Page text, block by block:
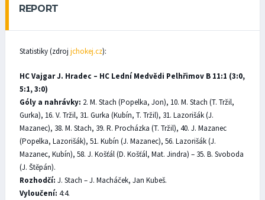
REPORT
Statistiky (zdroj jchokej.cz):
HC Vajgar J. Hradec – HC Lední Medvědi Pelhřimov B 11:1 (3:0,
5:1, 3:0)
Góly a nahrávky: 2. M. Stach (Popelka, Jon), 10. M. Stach (T. Tržil,
Gurka), 16. V. Tržil, 31. Gurka (Kubín, T. Tržil), 31. Lazorišák (J.
Mazanec), 38. M. Stach, 39. R. Procházka (T. Tržil), 40. J. Mazanec
(Popelka, Lazorišák), 51. Kubín (J. Mazanec), 56. Lazorišák (J.
Mazanec, Kubín), 58. J. Košťál (D. Košťál, Mat. Jindra) – 35. B. Svoboda
(J. Štěpán).
Rozhodčí: J. Stach – J. Macháček, Jan Kubeš.
Vyloučení: 4:4.